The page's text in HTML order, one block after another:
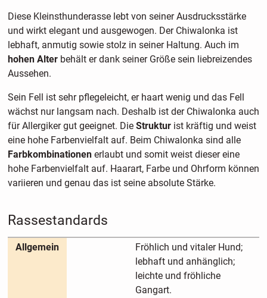
Diese Kleinsthunderasse lebt von seiner Ausdrucksstärke
und wirkt elegant und ausgewogen. Der Chiwalonka ist
lebhaft, anmutig sowie stolz in seiner Haltung. Auch im
hohen Alterbehält er dank seiner Größe sein liebreizendes
Aussehen.
Sein Fell ist sehr pflegeleicht, er haart wenig und das Fell
wächst nur langsam nach. Deshalb ist der Chiwalonka auch
für Allergiker gut geeignet. Die Struktur ist kräftig und weist
eine hohe Farbenvielfalt auf. Beim Chiwalonka sind alle
Farbkombinationen erlaubt und somit weist dieser eine
hohe Farbenvielfalt auf. Haarart, Farbe und Ohrform können
variieren und genau das ist seine absolute Stärke.
Rassestandards
Allgemein
Fröhlich und vitaler Hund;
lebhaft und anhänglich;
leichte und fröhliche
Gangart.